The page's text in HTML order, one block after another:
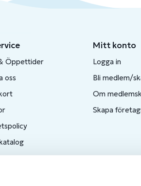
Öppettider
oss
köp
Mitt konto
Logga in
Bli medlem/
Om
Skapa